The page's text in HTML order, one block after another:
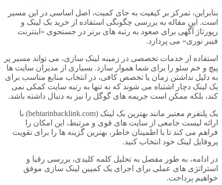
بنابراین، تمرکز بر کیفیت به جای کمیت، اصل اساسی در این مسیر
است. این مقاله به بررسی چگونگی استفاده از خرید بک لینک و
رپورتاژ آگهی برای صعود به رتبه های برتر در جستجوی «اینترنت
فیبر نوری» می پردازد.
استفاده از خدمات تخصصی در زمینه لینک سازی، می تواند مسیر پر
پیچ و خم سئو را برای شما هموار سازد. بسیاری از مدیران سایت ها
به دلیل نداشتن زمان یا تخصص کافی، در انتخاب منابع مناسب برای
بک لینک دچار اشتباه می شوند که نه تنها به رتبه سایت کمکی نمی
کند، بلکه ممکن است جریمه های گوگل را نیز به دنبال داشته باشد.
یک پلتفرم معتبر مانند بهترین بک لینک (behtarinbacklink.com) با
ارائه لیست جامعی از سایت های قوی و مرتبط، این امکان را
فراهم می کند تا با اطمینان خاطر، بهترین گزینه ها را برای تقویت
پروفایل لینک خود انتخاب کنید.
در ادامه، به طور مفصل به تحلیل کلمه کلیدی، بررسی رقبا و
استراتژی های عملی برای اجرای یک کمپین لینک سازی موفق
خواهیم پرداخت.